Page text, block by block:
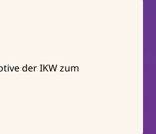
der IKW zum